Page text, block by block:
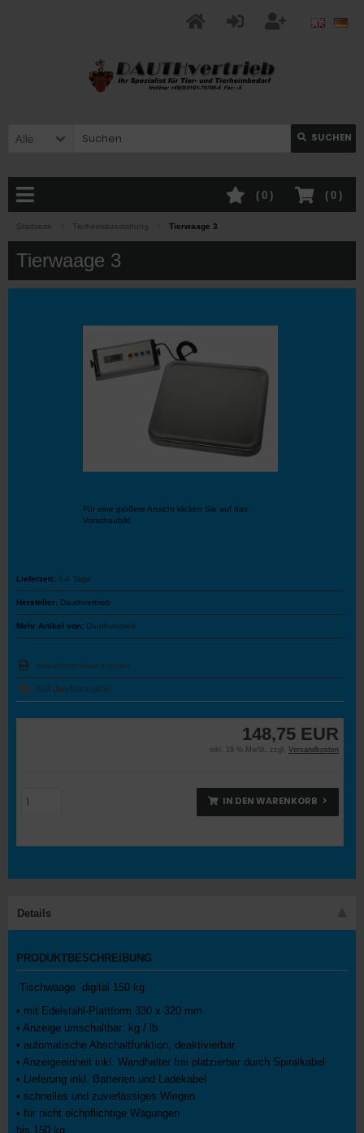
Alle SUCHEN
( 0 )
( 0 )
Startseite Tierheimausstattung Tierwaage 3
Tierwaage 3
Für eine größere Ansicht klicken Sie auf das
Vorschaubild
148,75 EUR
inkl. 19 % MwSt. zzgl. Versandkosten
IN DEN WARENKORB
Lieferzeit: 3-4 Tage
Hersteller: Dauthvertrieb
Mehr Artikel von: Dauthvertrieb
Artikeldatenblatt drucken
Details
PRODUKTBESCHREIBUNG
Tischwaage digital 150 kg
• mit Edelstahl-Plattform 330 x 320 mm
• Anzeige umschaltbar: kg / lb
• automatische Abschaltfunktion, deaktivierbar
• Anzeigeeinheit inkl. Wandhalter frei platzierbar durch Spiralkabel
• Lieferung inkl. Batterien und Ladekabel
• schnelles und zuverlässiges Wiegen
• für nicht eichpflichtige Wägungen
bis 150 kg